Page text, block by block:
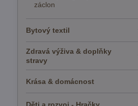
záclon
Bytový textil
Zdravá výživa & doplňky
stravy
Krása & domácnost